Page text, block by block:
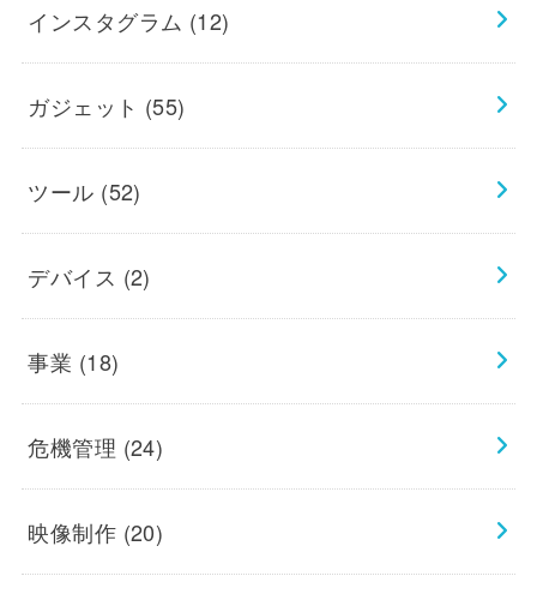
インスタグラム (12)
ガジェット (55)
ツール (52)
デバイス (2)
事業 (18)
危機管理 (24)
映像制作 (20)